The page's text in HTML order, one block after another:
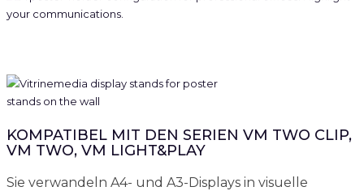
KOMPATIBEL MIT DEN SERIEN VM TWO CLIP,
VM TWO, VM LIGHT&PLAY
Sie verwandeln A4- und A3-Displays in visuelle